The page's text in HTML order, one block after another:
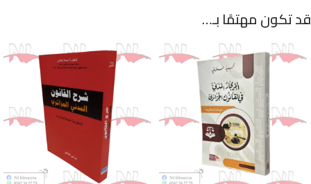
قد تكون مهتمًا بـ…